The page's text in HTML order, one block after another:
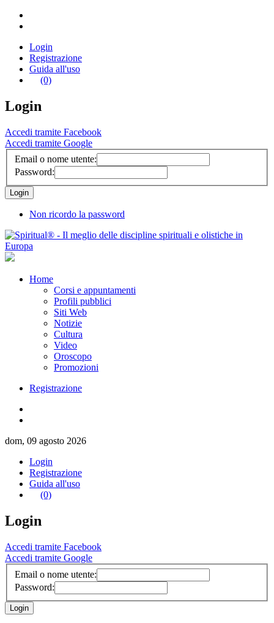
Login
Registrazione
Guida all'uso
(0)
Login
Accedi tramite Facebook
Accedi tramite Google
Email o nome utente:
Password:
Non ricordo la password
Home
Corsi e appuntamenti
Profili pubblici
Siti Web
Notizie
Cultura
Video
Oroscopo
Promozioni
Registrazione
dom, 09 agosto 2026
Login
Registrazione
Guida all'uso
(0)
Login
Accedi tramite Facebook
Accedi tramite Google
Email o nome utente:
Password: